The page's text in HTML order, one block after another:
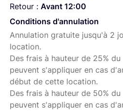
Retour : Avant 12:00
Conditions d'annulation
Annulation gratuite jusqu'à 2
location.
Des frais à hauteur de 25%
peuvent s'appliquer en cas
début de cette location.
Des frais à hauteur de 50%
peuvent s'appliquer en cas